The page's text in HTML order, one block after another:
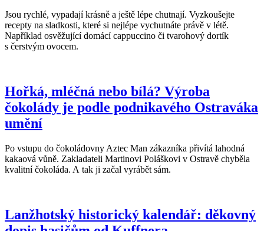
Jsou rychlé, vypadají krásně a ještě lépe chutnají. Vyzkoušejte
recepty na sladkosti, které si nejlépe vychutnáte právě v létě.
Například osvěžující domácí cappuccino či tvarohový dortík
s čerstvým ovocem.
Hořká, mléčná nebo bílá? Výroba
čokolády je podle podnikavého Ostraváka
umění
Po vstupu do čokoládovny Aztec Man zákazníka přivítá lahodná
kakaová vůně. Zakladateli Martinovi Poláškovi v Ostravě chyběla
kvalitní čokoláda. A tak ji začal vyrábět sám.
Lanžhotský historický kalendář: děkovný